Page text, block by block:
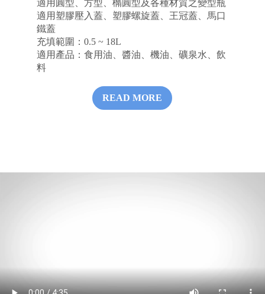
適用圓型、方型、橢圓型及各種材質之變型瓶
適用塑膠壓入蓋、塑膠螺旋蓋、王冠蓋、馬口
鐵蓋
充填範圍：0.5 ~ 18L
適用產品：食用油、醬油、機油、礦泉水、飲
料
READ MORE